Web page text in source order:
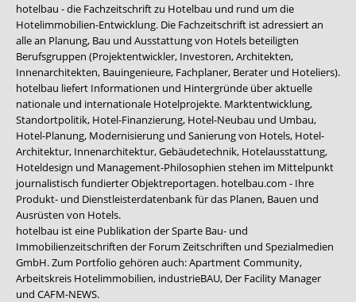
hotelbau - die Fachzeitschrift zu Hotelbau und rund um die
Hotelimmobilien-Entwicklung. Die Fachzeitschrift ist adressiert an
alle an Planung, Bau und Ausstattung von Hotels beteiligten
Berufsgruppen (Projektentwickler, Investoren, Architekten,
Innenarchitekten, Bauingenieure, Fachplaner, Berater und Hoteliers).
hotelbau liefert Informationen und Hintergründe über aktuelle
nationale und internationale Hotelprojekte. Marktentwicklung,
Standortpolitik, Hotel-Finanzierung, Hotel-Neubau und Umbau,
Hotel-Planung, Modernisierung und Sanierung von Hotels, Hotel-
Architektur, Innenarchitektur, Gebäudetechnik, Hotelausstattung,
Hoteldesign und Management-Philosophien stehen im Mittelpunkt
journalistisch fundierter Objektreportagen. hotelbau.com - Ihre
Produkt- und Dienstleisterdatenbank für das Planen, Bauen und
Ausrüsten von Hotels.
hotelbau ist eine Publikation der Sparte Bau- und
Immobilienzeitschriften der Forum Zeitschriften und Spezialmedien
GmbH. Zum Portfolio gehören auch:Apartment Community,
Arbeitskreis Hotelimmobilien, industrieBAU, Der Facility Manager
und CAFM-NEWS.